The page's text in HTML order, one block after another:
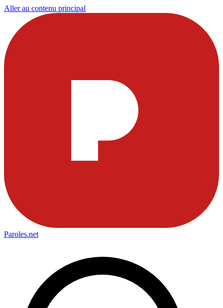
Aller au contenu principal
Paroles.net